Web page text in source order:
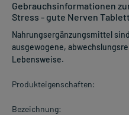
Gebrauchsinformationen
Stress - gute Nerven
Nahrungsergänzungsmittel
ausgewogene,
Lebensweise.
Produkteigenschaften:
Bezeichnung: